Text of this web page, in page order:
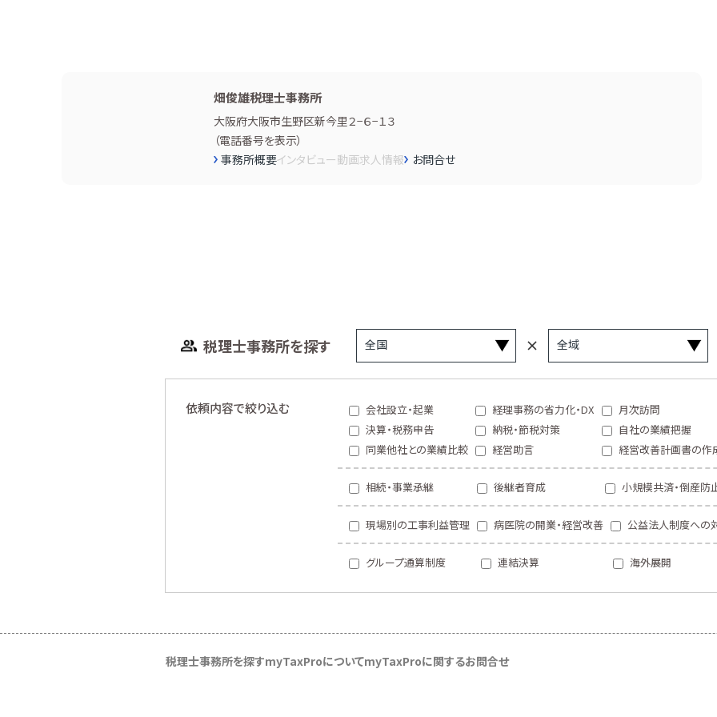
畑俊雄税理士事務所
大阪府大阪市生野区新今里２−６−１３
（電話番号を表示）
事務所概要インタビュー動画求人情報 お問合せ
税理士事務所を探す
依頼内容で絞り込む 会社設立・起業 経理事務の省力化・DX
月次訪問
決算・税務申告
納税・節税対策
自社の業績把握
同業他社との業績比較
経営助言 経営改善計画書の作
相続・事業承継 後継者育成 小規模共済・倒産防
現場別の工事利益管理 病医院の開業・経営改善 公益法人制度への
グループ通算制度 連結決算 海外展開
税理士事務所を探すmyTaxProについてmyTaxProに関するお問合せ